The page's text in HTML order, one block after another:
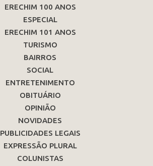
ERECHIM 100 ANOS
ESPECIAL
ERECHIM 101 ANOS
TURISMO
BAIRROS
SOCIAL
ENTRETENIMENTO
OBITUÁRIO
OPINIÃO
NOVIDADES
PUBLICIDADES LEGAIS
EXPRESSÃO PLURAL
COLUNISTAS